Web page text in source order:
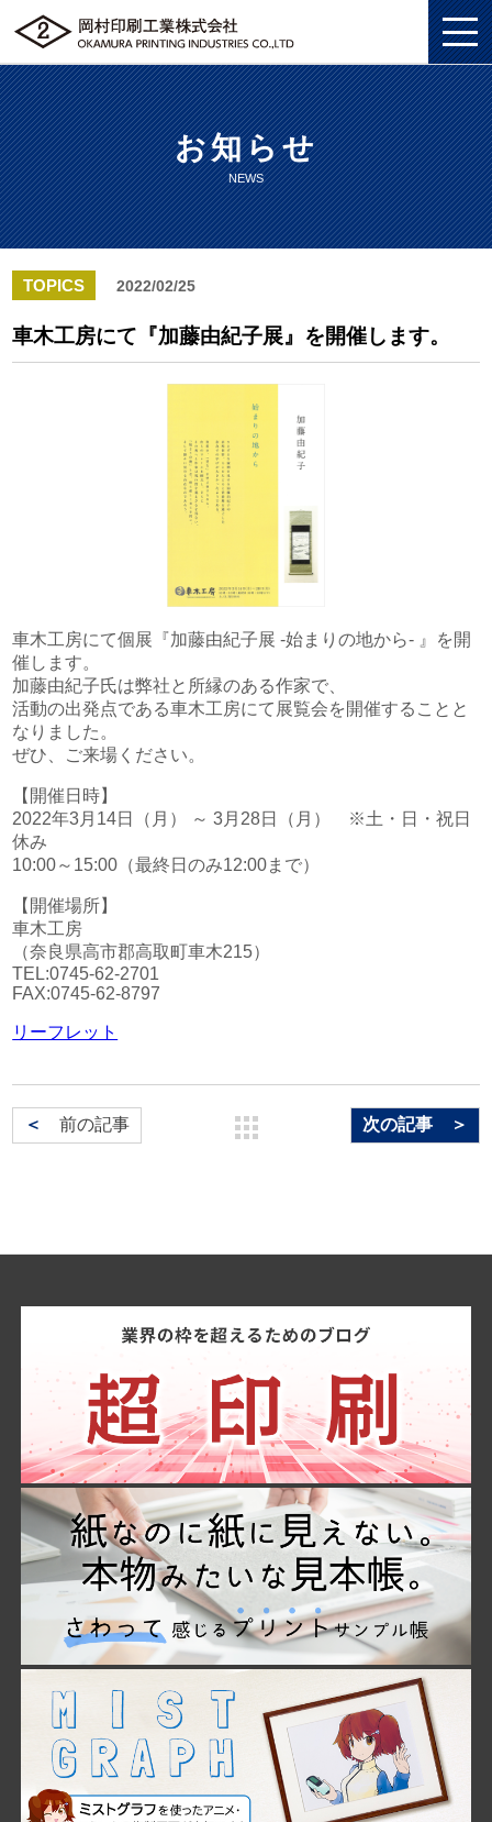
私たちについて
私たちについてトップ
SDGS
環境
プライバシーポリシー
労働における権利に関する方針
一般事業主行動計画
総合印刷ソリューション
総合印刷ソリューショントップ
商業印刷
インクジェット印刷
企画・制作
企画・制作トップ
プロモーションツール
ソリューション
文化財アーカイブ＆複製＆活用
NARA GOODS
紙行灯
沿革
文化活動
超印刷（印刷業界の枠を超える取り組みのブログ）
プライバシーポリシー
サイトマップ
お知らせ
NEWS
TOPICS 2022/02/25
車木工房にて『加藤由紀子展』を開催します。
車木工房にて個展『加藤由紀子展 -始まりの地から- 』を開
催します。
加藤由紀子氏は弊社と所縁のある作家で、
活動の出発点である車木工房にて展覧会を開催することと
なりました。
ぜひ、ご来場ください。
【開催日時】
2022年3月14日（月） ～ 3月28日（月） ※土・日・祝日
休み
10:00～15:00（最終日のみ12:00まで）
【開催場所】
車木工房
（奈良県高市郡高取町車木215）
TEL:0745-62-2701
FAX:0745-62-8797
リーフレット
＜ 前の記事 次の記事 ＞